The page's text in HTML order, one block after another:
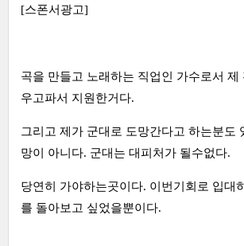
[스폰서광고]
곡을 만들고 노래하는 직업인 가수로서 제
우고파서 지원한거다.
그리고 제가 군대로 도망간다고 하는분도
망이 아니다. 군대는 대피처가 될수없다.
당연히 가야하는곳이다. 이번기회로 입대
를 돌아보고 싶었을뿐이다.